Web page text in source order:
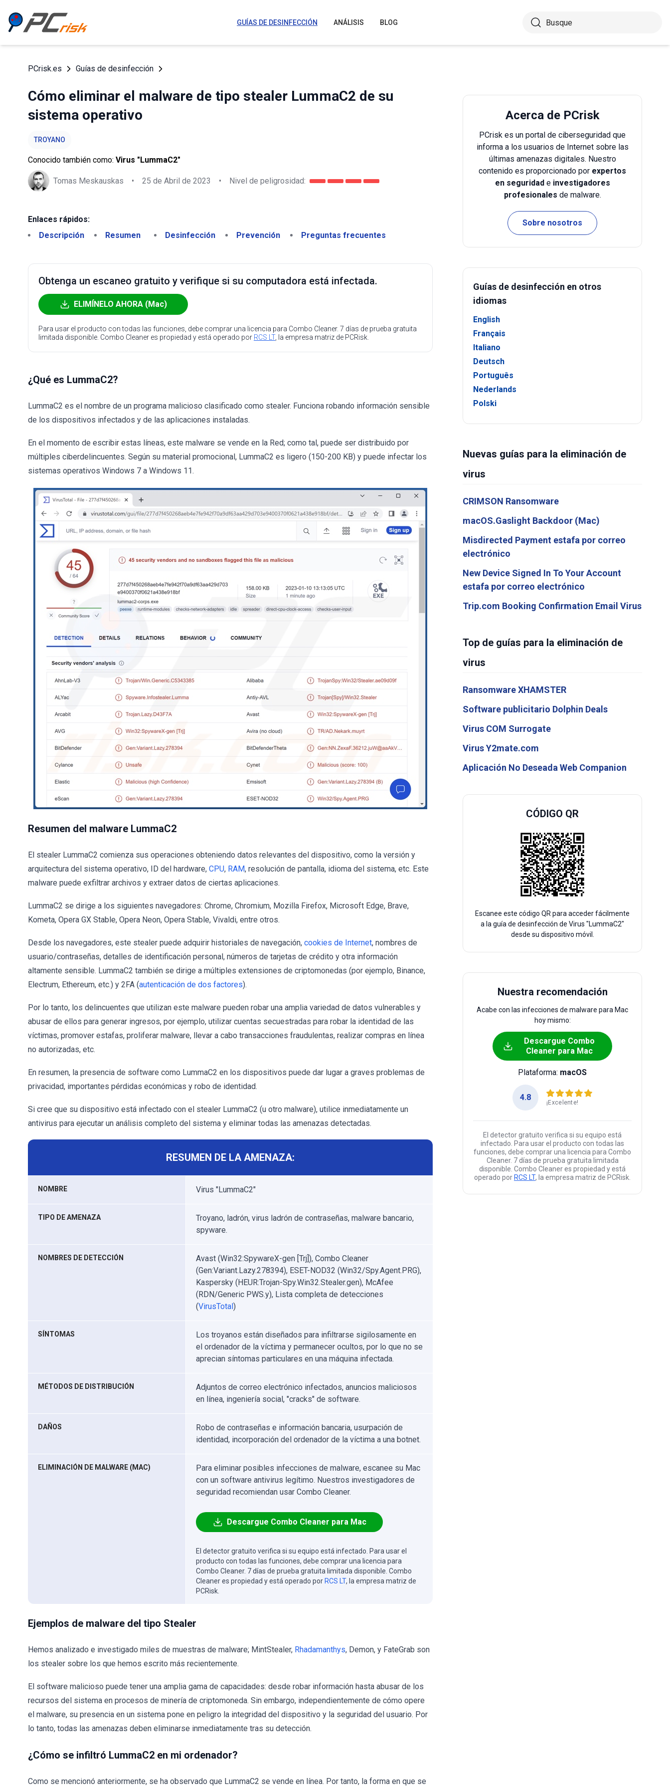
GUÍAS DE DESINFECCIÓN ANÁLISIS BLOG
PCrisk.es Guías de desinfección
Cómo eliminar el malware de tipo stealer LummaC2 de su
sistema operativo
TROYANO
Conocido también como: Virus "LummaC2"
Tomas Meskauskas • 25 de Abril de 2023 • Nivel de peligrosidad:
Enlaces rápidos:
Descripción
Resumen Desinfección Prevención Preguntas frecuentes
Obtenga un escaneo gratuito y verifique si su computadora está infectada.
ELIMÍNELO AHORA (Mac)
Para usar el producto con todas las funciones, debe comprar una licencia para Combo Cleaner. 7 días de prueba gratuita
limitada disponible. Combo Cleaner es propiedad y está operado por RCS LT, la empresa matriz de PCRisk.
¿Qué es LummaC2?
LummaC2 es el nombre de un programa malicioso clasificado como stealer. Funciona robando información sensible
de los dispositivos infectados y de las aplicaciones instaladas.
En el momento de escribir estas líneas, este malware se vende en la Red; como tal, puede ser distribuido por
múltiples ciberdelincuentes. Según su material promocional, LummaC2 es ligero (150-200 KB) y puede infectar los
sistemas operativos Windows 7 a Windows 11.
Resumen del malware LummaC2
El stealer LummaC2 comienza sus operaciones obteniendo datos relevantes del dispositivo, como la versión y
arquitectura del sistema operativo, ID del hardware, CPU, RAM, resolución de pantalla, idioma del sistema, etc. Este
malware puede exfiltrar archivos y extraer datos de ciertas aplicaciones.
LummaC2 se dirige a los siguientes navegadores: Chrome, Chromium, Mozilla Firefox, Microsoft Edge, Brave,
Kometa, Opera GX Stable, Opera Neon, Opera Stable, Vivaldi, entre otros.
Desde los navegadores, este stealer puede adquirir historiales de navegación, cookies de Internet, nombres de
usuario/contraseñas, detalles de identificación personal, números de tarjetas de crédito y otra información
altamente sensible. LummaC2 también se dirige a múltiples extensiones de criptomonedas (por ejemplo, Binance,
Electrum, Ethereum, etc.) y 2FA (autenticación de dos factores).
Por lo tanto, los delincuentes que utilizan este malware pueden robar una amplia variedad de datos vulnerables y
abusar de ellos para generar ingresos, por ejemplo, utilizar cuentas secuestradas para robar la identidad de las
víctimas, promover estafas, proliferar malware, llevar a cabo transacciones fraudulentas, realizar compras en línea
no autorizadas, etc.
En resumen, la presencia de software como LummaC2 en los dispositivos puede dar lugar a graves problemas de
privacidad, importantes pérdidas económicas y robo de identidad.
Si cree que su dispositivo está infectado con el stealer LummaC2 (u otro malware), utilice inmediatamente un
antivirus para ejecutar un análisis completo del sistema y eliminar todas las amenazas detectadas.
RESUMEN DE LA AMENAZA:
NOMBRE Virus "LummaC2"
TIPO DE AMENAZA
Troyano, ladrón, virus ladrón de contraseñas, malware bancario,
spyware.
NOMBRES DE DETECCIÓN
Avast (Win32:SpywareX-gen [Trj]), Combo Cleaner
(Gen:Variant.Lazy.278394), ESET-NOD32 (Win32/Spy.Agent.PRG),
Kaspersky (HEUR:Trojan-Spy.Win32.Stealer.gen), McAfee
(RDN/Generic PWS.y), Lista completa de detecciones
(VirusTotal)
SÍNTOMAS
Los troyanos están diseñados para infiltrarse sigilosamente en
el ordenador de la víctima y permanecer ocultos, por lo que no se
aprecian síntomas particulares en una máquina infectada.
MÉTODOS DE DISTRIBUCIÓN
Adjuntos de correo electrónico infectados, anuncios maliciosos
en línea, ingeniería social, "cracks" de software.
DAÑOS
Robo de contraseñas e información bancaria, usurpación de
identidad, incorporación del ordenador de la víctima a una botnet.
ELIMINACIÓN DE MALWARE (MAC)
Para eliminar posibles infecciones de malware, escanee su Mac
con un software antivirus legítimo. Nuestros investigadores de
seguridad recomiendan usar Combo Cleaner.
Descargue Combo Cleaner para Mac
El detector gratuito verifica si su equipo está infectado. Para usar el
producto con todas las funciones, debe comprar una licencia para
Combo Cleaner. 7 días de prueba gratuita limitada disponible. Combo
Cleaner es propiedad y está operado por RCS LT, la empresa matriz de
PCRisk.
Ejemplos de malware del tipo Stealer
Hemos analizado e investigado miles de muestras de malware; MintStealer, Rhadamanthys, Demon, y FateGrab son
los stealer sobre los que hemos escrito más recientemente.
El software malicioso puede tener una amplia gama de capacidades: desde robar información hasta abusar de los
recursos del sistema en procesos de minería de criptomoneda. Sin embargo, independientemente de cómo opere
el malware, su presencia en un sistema pone en peligro la integridad del dispositivo y la seguridad del usuario. Por
lo tanto, todas las amenazas deben eliminarse inmediatamente tras su detección.
¿Cómo se infiltró LummaC2 en mi ordenador?
Como se mencionó anteriormente, se ha observado que LummaC2 se vende en línea. Por tanto, la forma en que se
Acerca de PCrisk
PCrisk es un portal de ciberseguridad que
informa a los usuarios de Internet sobre las
últimas amenazas digitales. Nuestro
contenido es proporcionado por expertos
en seguridade investigadores
profesionales de malware.
Sobre nosotros
Guías de desinfección en otros
idiomas
English
Français
Italiano
Deutsch
Português
Nederlands
Polski
Nuevas guías para la eliminación de
virus
CRIMSON Ransomware
macOS.Gaslight Backdoor (Mac)
Misdirected Payment estafa por correo
electrónico
New Device Signed In To Your Account
estafa por correo electrónico
Trip.com Booking Confirmation Email Virus
Top de guías para la eliminación de
virus
Ransomware XHAMSTER
Software publicitario Dolphin Deals
Virus COM Surrogate
Virus Y2mate.com
Aplicación No Deseada Web Companion
CÓDIGO QR
Escanee este código QR para acceder fácilmente
a la guía de desinfección de Virus "LummaC2"
desde su dispositivo móvil.
Nuestra recomendación
Acabe con las infecciones de malware para Mac
hoy mismo:
Descargue Combo
Cleaner para Mac
Plataforma: macOS
4.8
¡Excelente!
El detector gratuito verifica si su equipo está
infectado. Para usar el producto con todas las
funciones, debe comprar una licencia para Combo
Cleaner. 7 días de prueba gratuita limitada
disponible. Combo Cleaner es propiedad y está
operado por RCS LT, la empresa matriz de PCRisk.